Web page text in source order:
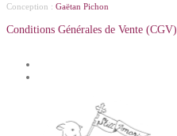
Conception : Gaëtan Pichon
Conditions Générales de Vente (CGV)